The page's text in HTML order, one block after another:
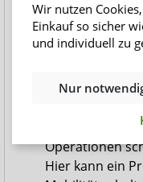
Osteoporose,
häufige
Eine
Alter kann
Frakturen
Operationen
Hier kann ein
Wir nutzen
Einkauf so sicher
und individuell zu
Nur